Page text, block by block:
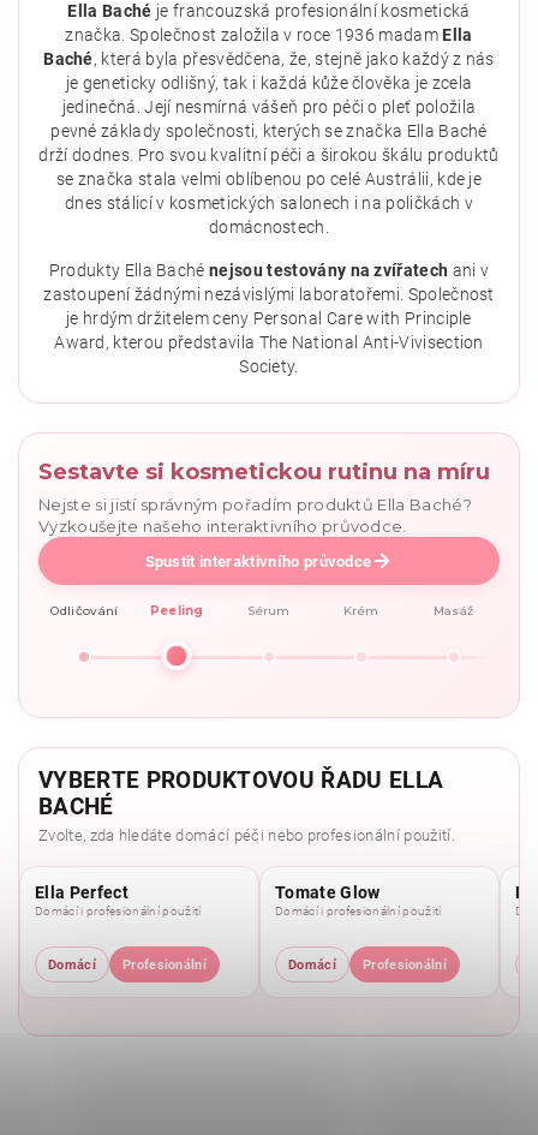
Vložením hodnocení souhlasíte sezásadami ochrany
Ella Baché je francouzská profesionální kosmetická
značka. Společnost založila v roce 1936 madam Ella
Baché, která byla přesvědčena, že, stejně jako každý z nás
je geneticky odlišný, tak i každá kůže člověka je zcela
jedinečná. Její nesmírná vášeň pro péči o pleť položila
pevné základy společnosti, kterých se značka Ella Baché
drží dodnes. Pro svou kvalitní péči a širokou škálu produktů
se značka stala velmi oblíbenou po celé Austrálii, kde je
dnes stálicí v kosmetických salonech i na poličkách v
domácnostech.
Produkty Ella Bachénejsou testovány na zvířatech ani v
zastoupení žádnými nezávislými laboratořemi. Společnost
je hrdým držitelem ceny Personal Care with Principle
Award, kterou představila The National Anti-Vivisection
Society.
Sestavte si kosmetickou rutinu na míru
Nejste si jistí správným pořadím produktů Ella Baché?
Vyzkoušejte našeho interaktivního průvodce.
Spustit interaktivního průvodce
Odličování Peeling Sérum Krém Masáž
VYBERTE PRODUKTOVOU ŘADU ELLA
BACHÉ
Zvolte, zda hledáte domácí péči nebo profesionální použití.
Ella Perfect
Domácí i profesionální použití
Domácí Profesionální
Tomate Glow
Domácí i profesionální použití
Domácí Profesionální